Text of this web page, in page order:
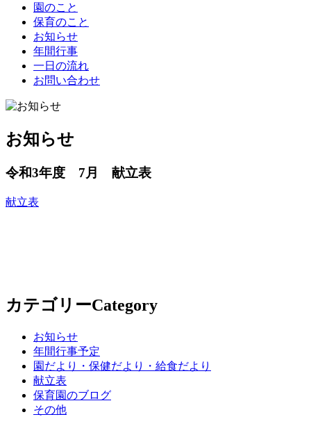
園のこと
保育のこと
お知らせ
年間行事
一日の流れ
お問い合わせ
お知らせ
令和3年度 7月 献立表
献立表
カテゴリーCategory
お知らせ
年間行事予定
園だより・保健だより・給食だより
献立表
保育園のブログ
その他